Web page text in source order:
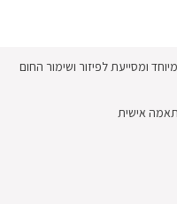
ומסייעת לפיזור ושימור החום
אישית